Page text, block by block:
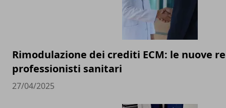
Rimodulazione dei crediti ECM: le nuove
professionisti sanitari
27/04/2025